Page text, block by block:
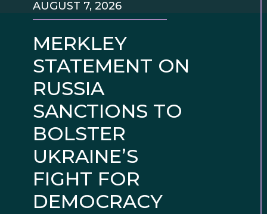
MERKLEY
STATEMENT ON
RUSSIA
SANCTIONS TO
BOLSTER
UKRAINE’S
FIGHT FOR
DEMOCRACY
AUGUST 7, 2026